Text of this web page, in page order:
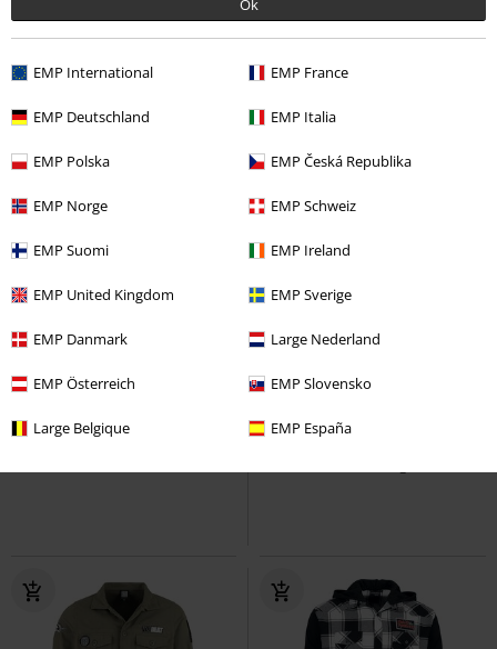
Ok
EMP International EMP France
EMP Deutschland EMP Italia
EMP Polska EMP Česká Republika
EMP Norge EMP Schweiz
EMP Suomi EMP Ireland
EMP United Kingdom EMP Sverige
EMP Danmark Large Nederland
EMP Österreich EMP Slovensko
Large Belgique EMP España
Summer Breeze Skull
Summer
Breeze
Camicia Maniche Corte
Wacken
Wacken Open Air
Camicia Maniche Lunghe
69,99 €
Fear Of The Dark
75,99 €
Check Shirt